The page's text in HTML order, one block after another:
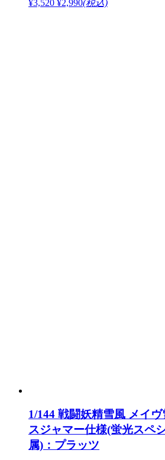
¥3,520 ¥2,990(税込)
1/144 戦闘妖精雪風 メイ
スジャマー仕様(蛍光スペ
属)：プラッツ